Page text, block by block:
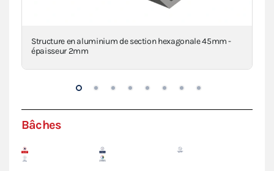
Structure en aluminium de section hexagonale 45mm -
épaisseur 2mm
Bâches